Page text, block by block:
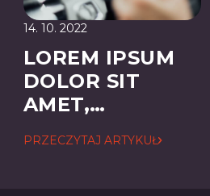
14. 10. 2022
LOREM IPSUM
DOLOR SIT
AMET,
ADIPISCING
PRZECZYTAJ ARTYKUŁ